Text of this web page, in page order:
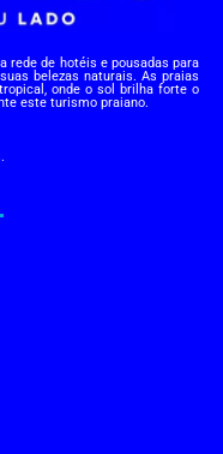
rede de hotéis e pousadas para
belezas naturais. As praias
onde o sol brilha forte o
este turismo praiano.